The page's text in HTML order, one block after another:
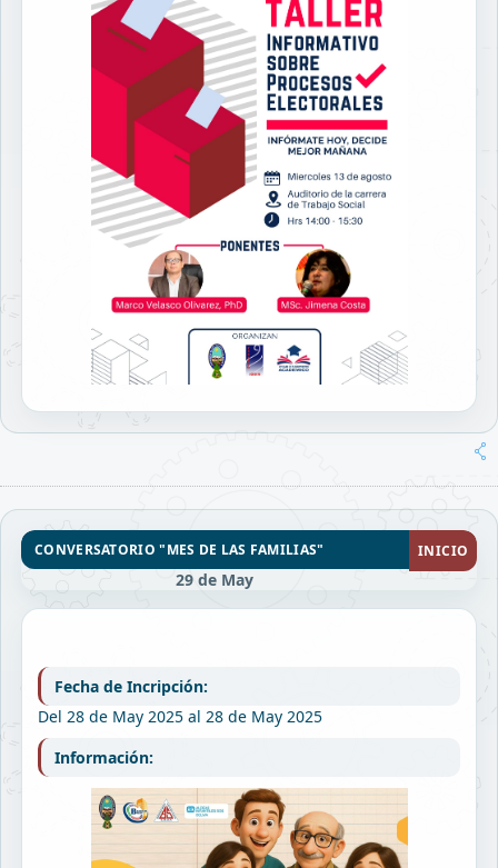
CONVERSATORIO "MES DE LAS FAMILIAS" INICIO
29 de May
Fecha de Incripción:
Del 28 de May 2025 al 28 de May 2025
Información: